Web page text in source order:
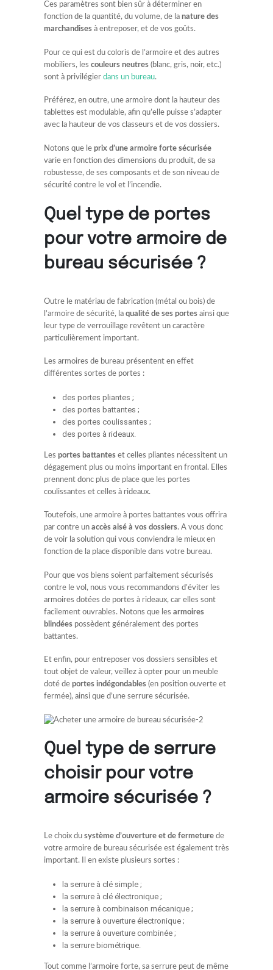
Ces paramètres sont bien sûr à déterminer en
fonction de la quantité, du volume, de la nature des
marchandises à entreposer, et de vos goûts.
Pour ce qui est du coloris de l’armoire et des autres
mobiliers, les couleurs neutres (blanc, gris, noir, etc.)
sont à privilégier dans un bureau.
Préférez, en outre, une armoire dont la hauteur des
tablettes est modulable, afin qu’elle puisse s’adapter
avec la hauteur de vos classeurs et de vos dossiers.
Notons que le prix d’une armoire forte sécurisée
varie en fonction des dimensions du produit, de sa
robustesse, de ses composants et de son niveau de
sécurité contre le vol et l’incendie.
Quel type de portes
pour votre armoire de
bureau sécurisée ?
Outre le matériau de fabrication (métal ou bois) de
l’armoire de sécurité, la qualité de ses portes ainsi que
leur type de verrouillage revêtent un caractère
particulièrement important.
Les armoires de bureau présentent en effet
différentes sortes de portes :
des portes pliantes ;
des portes battantes ;
des portes coulissantes ;
des portes à rideaux.
Les portes battantes et celles pliantes nécessitent un
dégagement plus ou moins important en frontal. Elles
prennent donc plus de place que les portes
coulissantes et celles à rideaux.
Toutefois, une armoire à portes battantes vous offrira
par contre un accès aisé à vos dossiers. A vous donc
de voir la solution qui vous conviendra le mieux en
fonction de la place disponible dans votre bureau.
Pour que vos biens soient parfaitement sécurisés
contre le vol, nous vous recommandons d’éviter les
armoires dotées de portes à rideaux, car elles sont
facilement ouvrables. Notons que les armoires
blindées possèdent généralement des portes
battantes.
Et enfin, pour entreposer vos dossiers sensibles et
tout objet de valeur, veillez à opter pour un meuble
doté de portes indégondables (en position ouverte et
fermée), ainsi que d’une serrure sécurisée.
Quel type de serrure
choisir pour votre
armoire sécurisée ?
Le choix du système d’ouverture et de fermeture de
votre armoire de bureau sécurisée est également très
important. Il en existe plusieurs sortes :
la serrure à clé simple ;
la serrure à clé électronique ;
la serrure à combinaison mécanique ;
la serrure à ouverture électronique ;
la serrure à ouverture combinée ;
la serrure biométrique.
Tout comme l’armoire forte, sa serrure peut de même